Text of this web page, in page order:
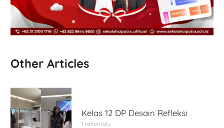
Other Articles
Kelas 12 DP Desain Refleksi
1 tahun lalu